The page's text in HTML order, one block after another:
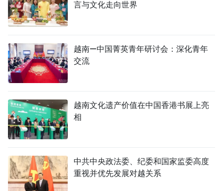
言与文化走向世界
越南—中国菁英青年研讨会：深化青年
交流
越南文化遗产价值在中国香港书展上亮
相
中共中央政法委、纪委和国家监委高度
重视并优先发展对越关系